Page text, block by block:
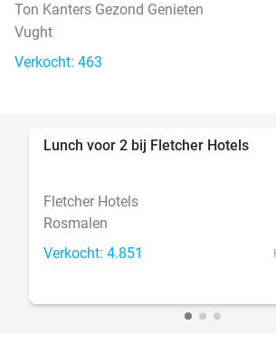
Ton Kanters Gezond Genieten
Vught
Verkocht: 463
Lunch voor 2 bij Fletcher Hotels
Fletcher Hotels
Rosmalen
Verkocht: 4.851